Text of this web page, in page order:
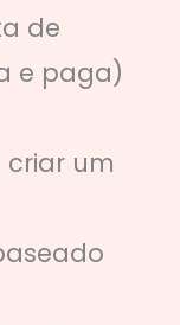
de
e paga)
um